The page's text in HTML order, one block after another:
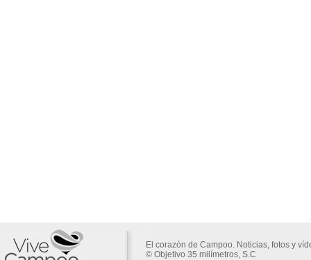
El corazón de Campoo. Noticias, fotos y
© Objetivo 35 milímetros, S.C